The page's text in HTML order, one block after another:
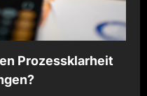
Prozessklarheit